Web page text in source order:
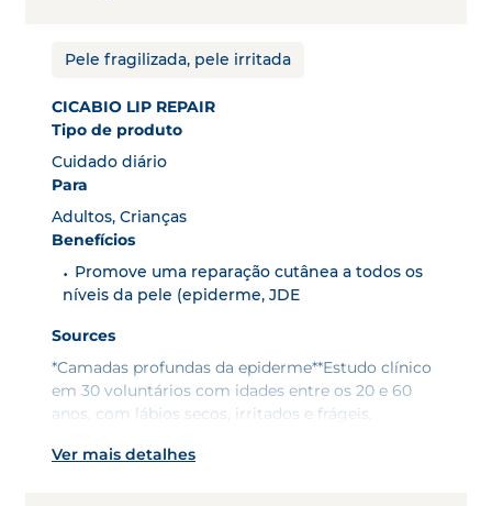
Pele fragilizada, pele irritada
CICABIO LIP REPAIR
Tipo de produto
Cuidado diário
Para
Adultos, Crianças
Benefícios
Promove uma reparação cutânea a todos os
níveis da pele (epiderme, JDE
Sources
*Camadas profundas da epiderme**Estudo clínico
em 30 voluntários com idades entre os 20 e 60
anos, com lábios secos, irritados e frágeis,
pontuação clínica
Ver mais detalhes